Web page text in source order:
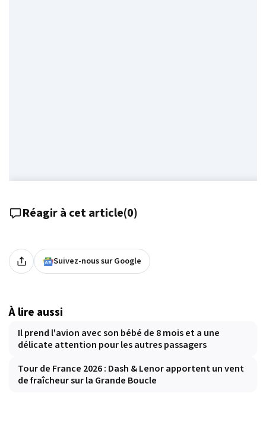
Réagir à cet article(0)
Suivez-nous sur Google
À lire aussi
Il prend l'avion avec son bébé de 8 mois et a une
délicate attention pour les autres passagers
Tour de France 2026 : Dash & Lenor apportent un vent
de fraîcheur sur la Grande Boucle